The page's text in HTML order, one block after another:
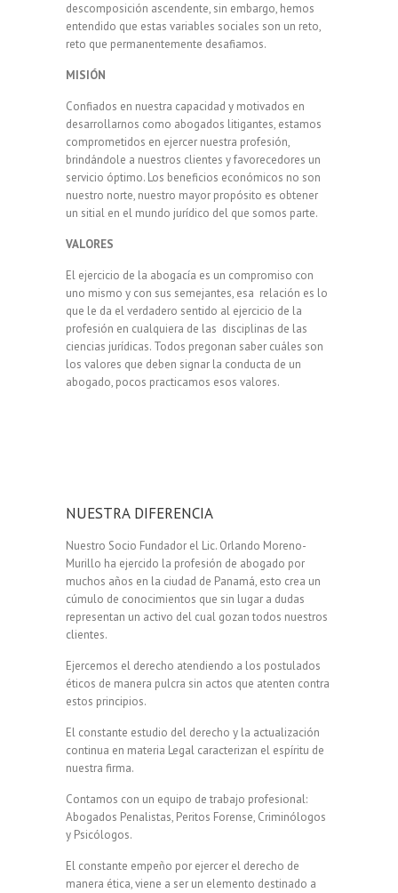
descomposición ascendente, sin embargo, hemos
entendido que estas variables sociales son un reto,
reto que permanentemente desafiamos.
MISIÓN
Confiados en nuestra capacidad y motivados en
desarrollarnos como abogados litigantes, estamos
comprometidos en ejercer nuestra profesión,
brindándole a nuestros clientes y favorecedores un
servicio óptimo. Los beneficios económicos no son
nuestro norte, nuestro mayor propósito es obtener
un sitial en el mundo jurídico del que somos parte.
VALORES
El ejercicio de la abogacía es un compromiso con
uno mismo y con sus semejantes, esa relación es lo
que le da el verdadero sentido al ejercicio de la
profesión en cualquiera de las disciplinas de las
ciencias jurídicas. Todos pregonan saber cuáles son
los valores que deben signar la conducta de un
abogado, pocos practicamos esos valores.
NUESTRA DIFERENCIA
Nuestro Socio Fundador el Lic. Orlando Moreno-
Murillo ha ejercido la profesión de abogado por
muchos años en la ciudad de Panamá, esto crea un
cúmulo de conocimientos que sin lugar a dudas
representan un activo del cual gozan todos nuestros
clientes.
Ejercemos el derecho atendiendo a los postulados
éticos de manera pulcra sin actos que atenten contra
estos principios.
El constante estudio del derecho y la actualización
continua en materia Legal caracterizan el espíritu de
nuestra firma.
Contamos con un equipo de trabajo profesional:
Abogados Penalistas, Peritos Forense, Criminólogos
y Psicólogos.
El constante empeño por ejercer el derecho de
manera ética, viene a ser un elemento destinado a